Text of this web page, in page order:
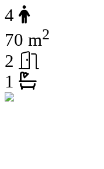
4
70 m2
2
1